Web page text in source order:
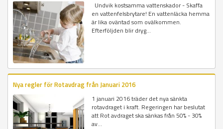
Undvik kostsamma vattenskador - Skaffa
en vattenfelsbrytare! En vattenläcka hemma
är lika oväntad som ovälkommen.
Efterföljden blir dryg...
Nya regler för Rotavdrag från Januari 2016
1 januari 2016 träder det nya sänkta
rotavdraget i kraft. Regeringen har beslutat
att Rot avdraget ska sänkas från 50% - 30%
av...